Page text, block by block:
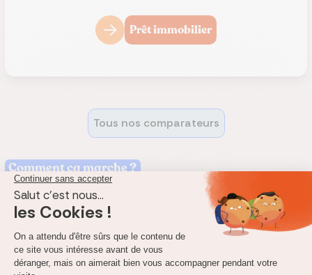
Prêt immobilier
Tous nos comparateurs
Comment ça marche ?
1. Comparaison
Nous comparons toutes les offres disponibles en prenant
en compte vos besoins spécifiques.